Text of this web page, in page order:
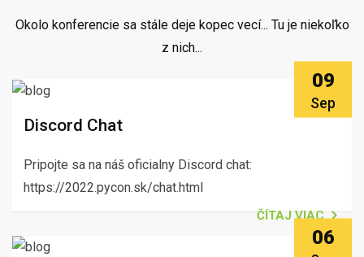
Okolo konferencie sa stále deje kopec vecí... Tu je niekoľko
z nich...
09
Sep
Discord Chat
Pripojte sa na náš oficialny Discord chat:
https://2022.pycon.sk/chat.html
ČÍTAJ VIAC
06